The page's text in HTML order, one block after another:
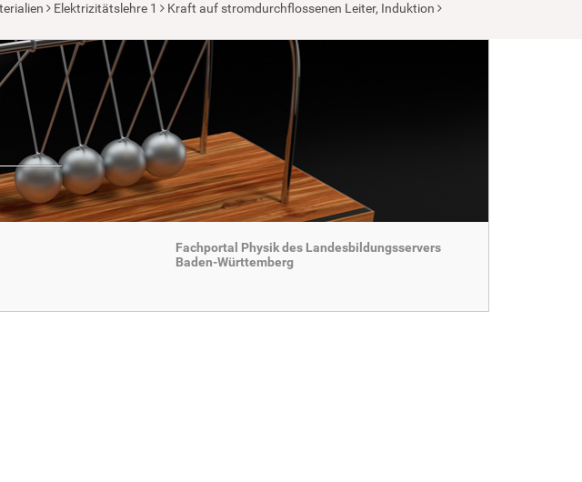
Elektrizitätslehre 1
Kraft auf stromdurchflossenen Leiter, Induktion
Fachportal Physik des Landesbildungsservers
Baden-Württemberg